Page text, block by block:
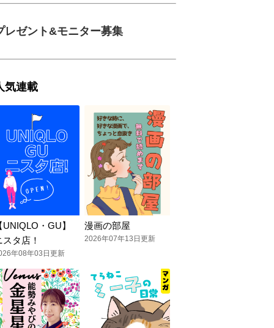
レゼント&モニター募集
気連載
UNIQLO・GU】
スタ店！
年08年03日更新
漫画の部屋
2026年07年13日更新